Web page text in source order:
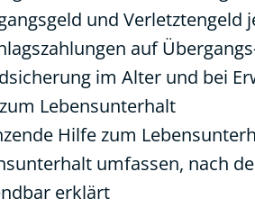
und Verletztengeld
auf
im Alter und bei
Lebensunterhalt
Hilfe zum
umfassen, nach
erklärt